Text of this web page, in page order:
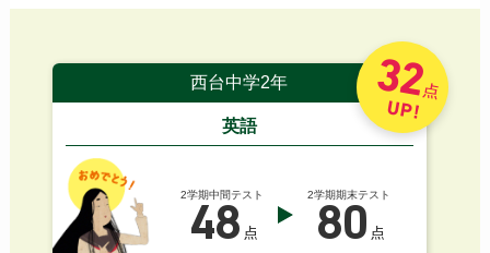
西台中学2年
英語
2学期中間テスト
48 点
2学期期末テスト
80 点
32点
UP!